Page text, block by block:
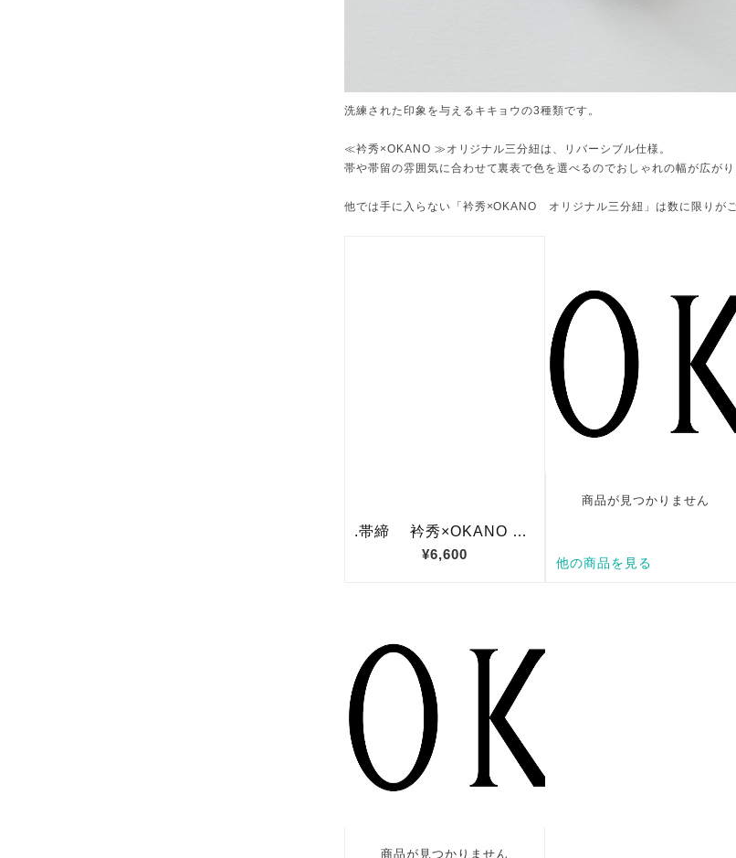
洗練された印象を与えるキキョウの3種類です。
≪衿秀×OKANO ≫オリジナル三分紐は、リバーシブル仕様。
帯や帯留の雰囲気に合わせて裏表で色を選べるのでおしゃれの幅が広がり
他では手に入らない「衿秀×OKANO オリジナル三分紐」は数に限りが